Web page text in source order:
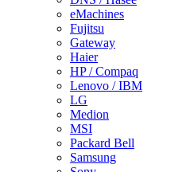
eMachines
Fujitsu
Gateway
Haier
HP / Compaq
Lenovo / IBM
LG
Medion
MSI
Packard Bell
Samsung